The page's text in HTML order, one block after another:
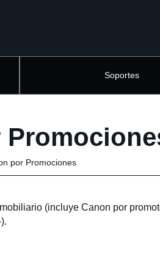
Soportes
por Promociones
(incluye Canon por